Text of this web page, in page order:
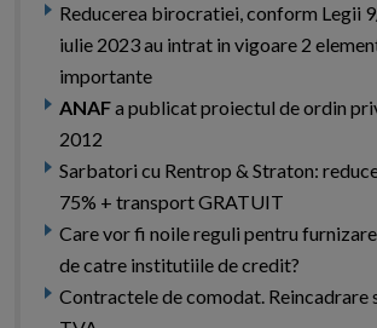
Reducerea birocratiei, conform Legii
iulie 2023 au intrat in vigoare 2
importante
ANAFa publicat proiectul de ordin
2012
Sarbatori cu Rentrop & Straton:
75% + transport GRATUIT
Care vor fi noile reguli pentru
de catre institutiile de credit?
Contractele de comodat. Reincadrare